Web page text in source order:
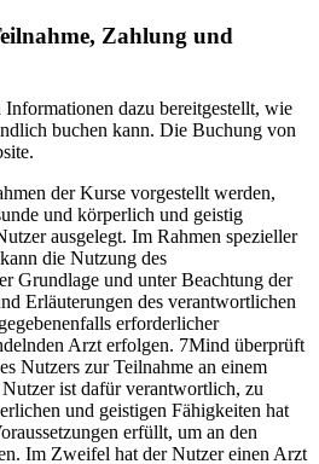
Zahlung und
dazu bereitgestellt, wie
buchen kann. Die Buchung von
der Kurse vorgestellt werden,
und körperlich und geistig
ausgelegt. Im Rahmen spezieller
die Nutzung des
Grundlage und unter Beachtung der
Erläuterungen des verantwortlichen
erforderlicher
Arzt erfolgen. 7Mind überprüft
Nutzers zur Teilnahme an einem
ist dafür verantwortlich, zu
und geistigen Fähigkeiten hat
erfüllt, um an den
Im Zweifel hat der Nutzer einen Arzt